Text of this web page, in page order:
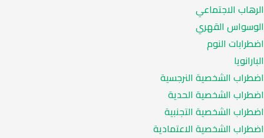
الرهاب الاجتماعي
الوسواس القهري
اضطرابات النوم
البارانويا
اضطراب الشخصية النرجسية
اضطراب الشخصية الحدية
اضطراب الشخصية التجنبية
اضطراب الشخصية الاعتمادية